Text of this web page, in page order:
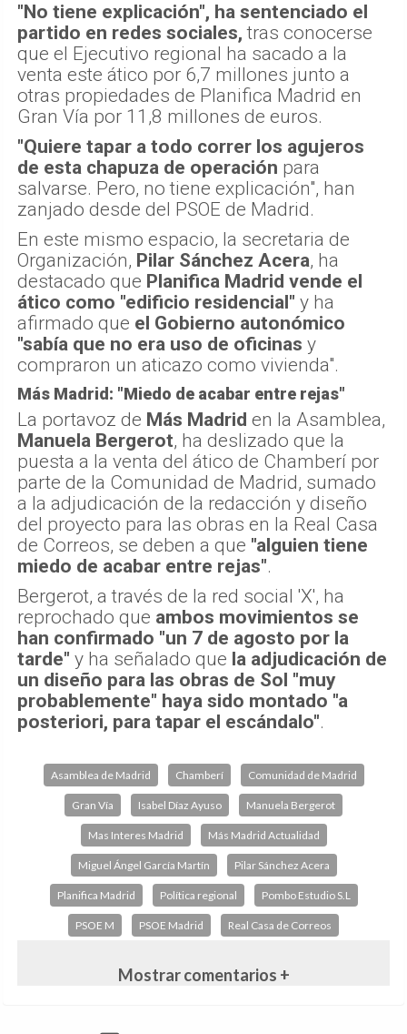
"No tiene explicación", ha sentenciado el
partido en redes sociales, tras conocerse
que el Ejecutivo regional ha sacado a la
venta este ático por 6,7 millones junto a
otras propiedades de Planifica Madrid en
Gran Vía por 11,8 millones de euros.
"Quiere tapar a todo correr los agujeros
de esta chapuza de operación para
salvarse. Pero, no tiene explicación", han
zanjado desde del PSOE de Madrid.
En este mismo espacio, la secretaria de
Organización, Pilar Sánchez Acera, ha
destacado que Planifica Madrid vende el
ático como "edificio residencial" y ha
afirmado que el Gobierno autonómico
"sabía que no era uso de oficinas y
compraron un aticazo como vivienda".
Más Madrid: "Miedo de acabar entre rejas"
La portavoz de Más Madrid en la Asamblea,
Manuela Bergerot, ha deslizado que la
puesta a la venta del ático de Chamberí por
parte de la Comunidad de Madrid, sumado
a la adjudicación de la redacción y diseño
del proyecto para las obras en la Real Casa
de Correos, se deben a que "alguien tiene
miedo de acabar entre rejas".
Bergerot, a través de la red social 'X', ha
reprochado que ambos movimientos se
han confirmado "un 7 de agosto por la
tarde" y ha señalado que la adjudicación de
un diseño para las obras de Sol "muy
probablemente" haya sido montado "a
posteriori, para tapar el escándalo".
Asamblea de Madrid Chamberí Comunidad de Madrid
Gran Vía Isabel Díaz Ayuso Manuela Bergerot
Mas Interes Madrid Más Madrid Actualidad
Miguel Ángel García Martín Pilar Sánchez Acera
Planifica Madrid Política regional Pombo Estudio S.L
PSOE M PSOE Madrid Real Casa de Correos
Mostrar comentarios +